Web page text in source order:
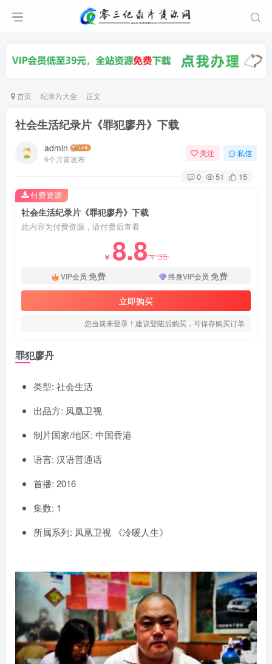
首页 纪录片大全 正文
社会生活纪录片《罪犯廖丹》下载
admin
6个月前发布
关注 私信
0 51 15
社会生活纪录片《罪犯廖丹》下载
此内容为付费资源，请付费后查看
￥ 8.8￥35
VIP会员 免费 终身VIP会员 免费
立即购买
您当前未登录！建议登陆后购买，可保存购买订单
付费资源
罪犯廖丹
类型: 社会生活
出品方: 凤凰卫视
制片国家/地区: 中国香港
语言: 汉语普通话
首播: 2016
集数: 1
所属系列: 凤凰卫视 《冷暖人生》